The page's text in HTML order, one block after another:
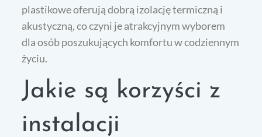
plastikowe oferują dobrą izolację termiczną i
akustyczną, co czyni je atrakcyjnym wyborem
dla osób poszukujących komfortu w codziennym
życiu.
Jakie są korzyści z
instalacji